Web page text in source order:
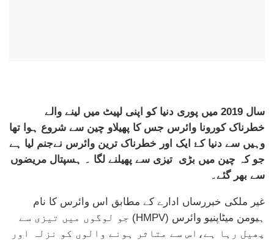
سال 2019 میں پوری دنیا کو اپنی لپیٹ میں لینے والے
خطرناک کورونا وائرس جس کا پھیلاو چین سے شروع ہوا تھا
وہیں سے دنیا کۓ ایک اور خطرناک ترین وائرس نےجنم لیا ہے
جو کہ چین میں بڑی تیزی سے پھیلنے لگا ۔
ہسپتال مریضوں
سے بھر گئے۔
غیر ملکی خبررساں ادارے کے مطابق اس وائرس کا نام
ہیومن میٹاپنیو وائرس (HMPV) جو لوگوں میں تیزی سے
پھیل رہا ہے،اس سے متاثر ہونے والوں کو نزلہ اور